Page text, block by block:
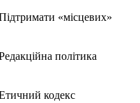
«місцевих»
політика
кодекс